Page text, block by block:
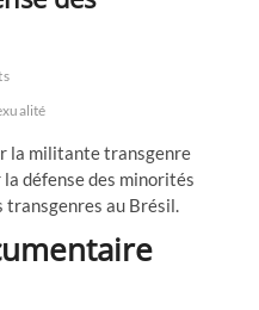
la militante transgenre
défense des minorités
transgenres au Brésil.